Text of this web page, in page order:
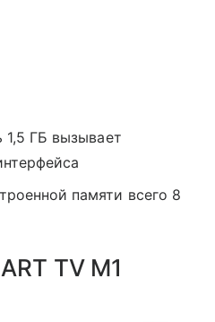
1,5 ГБ вызывает
памяти всего 8
TV M1